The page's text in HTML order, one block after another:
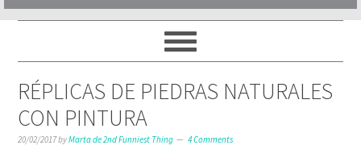
RÉPLICAS DE PIEDRAS NATURALES
CON PINTURA
20/02/2017byMarta de 2nd Funniest Thing 4 Comments